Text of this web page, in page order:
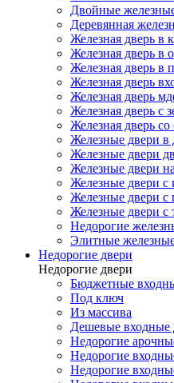
Двойные
Деревянная
Железная дверь в
Железная дверь в
Железная дверь в
Железная дверь
Железная дверь
Железная дверь с
Железная дверь со
Железные двери в
Железные двери
Железные двери
Железные двери с
Железные двери
Железные двери с
Недорогие
Элитные
Недорогие двери
Недорогие двери
Бюджетные
Под ключ
Из массива
Дешевые входные
Недорогие
Недорогие
Недорогие